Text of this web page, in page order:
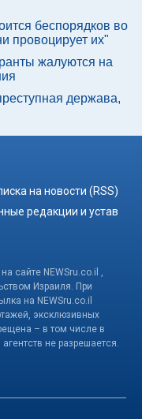
беспорядков во
провоцирует их"
жалуются на
держава,
на новости (RSS)
редакции и устав
сайте NEWSru.co.il ,
Израиля. При
на NEWSru.co.il
эксклюзивных
– в том числе в
не разрешается.